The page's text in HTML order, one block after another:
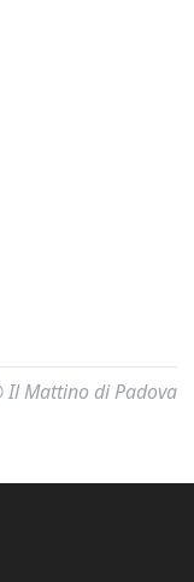
Mattino di Padova